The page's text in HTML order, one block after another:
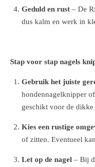
Geduld en rust– De
dus kalm en werk in
Stap voor stap nagels
Gebruik het juiste
hondennagelknipper
geschikt voor de dikke
Kies een rustige
of zitten. Eventueel
Let op de nagel– Bij